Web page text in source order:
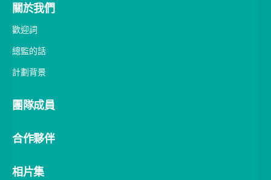
關於我們
歡迎詞
總監的話
計劃背景
團隊成員
合作夥伴
相片集